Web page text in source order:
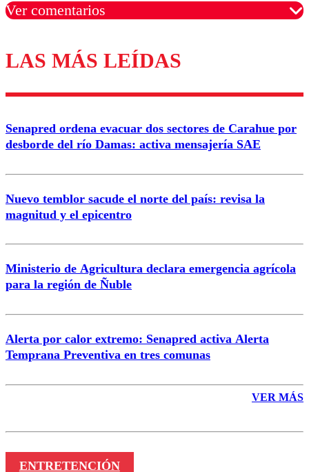
Ver comentarios
Los comentarios son moderados para garantizar un
diálogo respetuoso.
Correo
LAS MÁS LEÍDAS
Senapred ordena evacuar dos sectores de Carahue por
desborde del río Damas: activa mensajería SAE
Nuevo temblor sacude el norte del país: revisa la
magnitud y el epicentro
Ministerio de Agricultura declara emergencia agrícola
para la región de Ñuble
Alerta por calor extremo: Senapred activa Alerta
Temprana Preventiva en tres comunas
VER MÁS
ENTRETENCIÓN